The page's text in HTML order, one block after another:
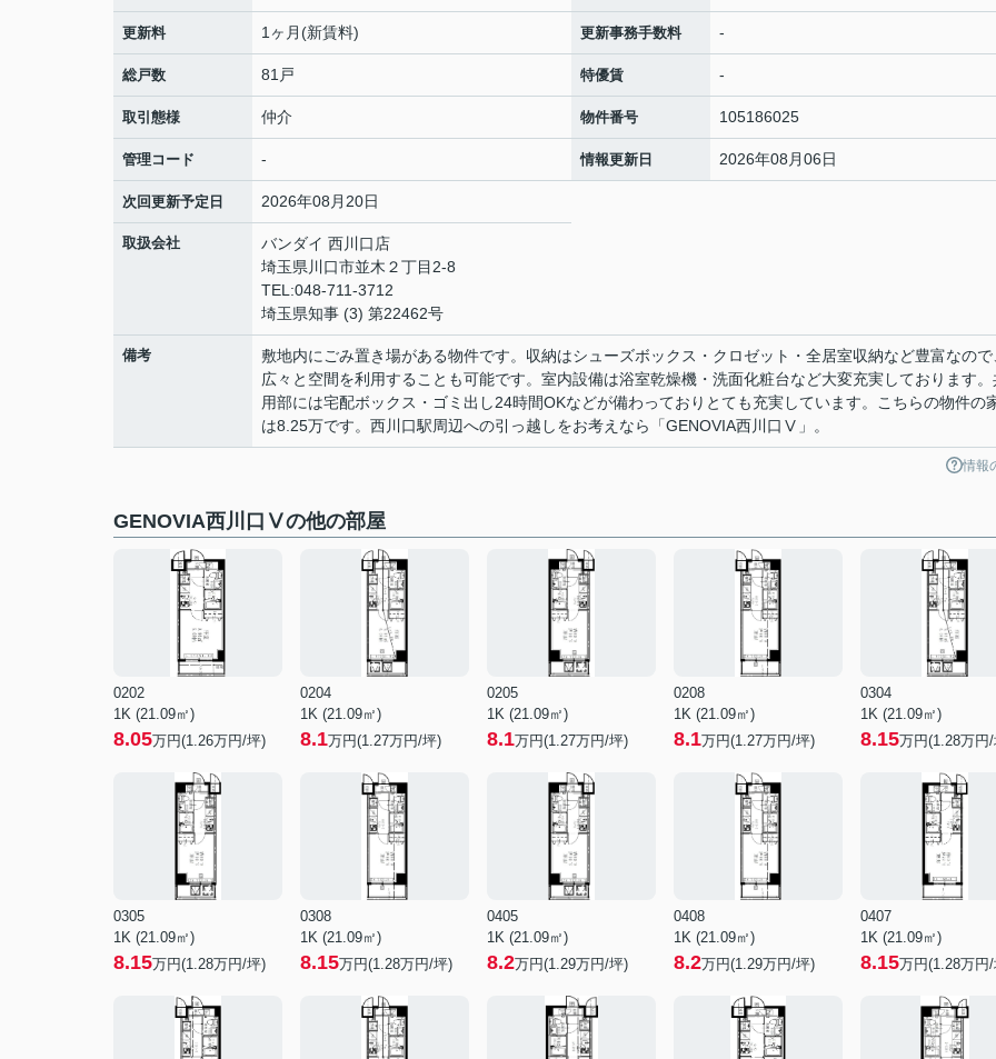
更新料 1ヶ月(新賃料) 更新事務手数料 -
総戸数 81戸 特優賃 -
取引態様 仲介 物件番号 105186025
管理コード - 情報更新日 2026年08月06日
次回更新予定日 2026年08月20日
取扱会社
バンダイ 西川口店
埼玉県川口市並木２丁目2-8
TEL:048-711-3712
埼玉県知事 (3) 第22462号
備考
敷地内にごみ置き場がある物件です。収納はシューズボックス・クロゼット・全居室収納など豊富なので
広々と空間を利用することも可能です。室内設備は浴室乾燥機・洗面化粧台など大変充実しております。
用部には宅配ボックス・ゴミ出し24時間OKなどが備わっておりとても充実しています。こちらの物件の
は8.25万です。西川口駅周辺への引っ越しをお考えなら「GENOVIA西川口Ⅴ」。
情報
GENOVIA西川口Ⅴの他の部屋
0202
1K (21.09㎡)
8.05万円(1.26万円/坪)
0204
1K (21.09㎡)
8.1万円(1.27万円/坪)
0205
1K (21.09㎡)
8.1万円(1.27万円/坪)
0208
1K (21.09㎡)
8.1万円(1.27万円/坪)
0304
1K (21.09㎡)
8.15万円(1.28万円
0305
1K (21.09㎡)
8.15万円(1.28万円/坪)
0308
1K (21.09㎡)
8.15万円(1.28万円/坪)
0405
1K (21.09㎡)
8.2万円(1.29万円/坪)
0408
1K (21.09㎡)
8.2万円(1.29万円/坪)
0407
1K (21.09㎡)
8.15万円(1.28万円